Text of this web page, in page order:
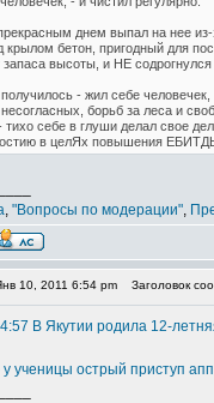
днем выпал на нее из-
крылом бетон, пригодный для
высоты, и НЕ
- жил себе
борьб за леса и
тихо себе в глуши делал свое
в целЯх повышения
, "Вопросы по модерации",
10, 2011 6:54 pm Заголовок
В Якутии родила 12-
ученицы острый приступ